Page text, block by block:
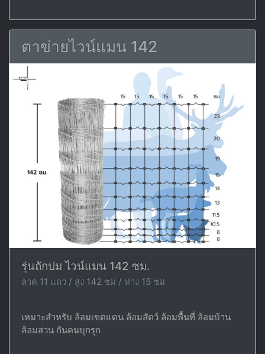
ตาข่ายไวน์แมน 142
รุ่นถักปม ไวน์แมน 142 ซม.
ลวด 11 แถว / สูง 142 ซม / ห่าง 15 ซม
เหมาะสำหรับ ล้อมเขตแดน ล้อมสัตว์ ล้อมพื้นที่ ล้อมบ้าน
ล้อมสวน กันคนบุกรุก